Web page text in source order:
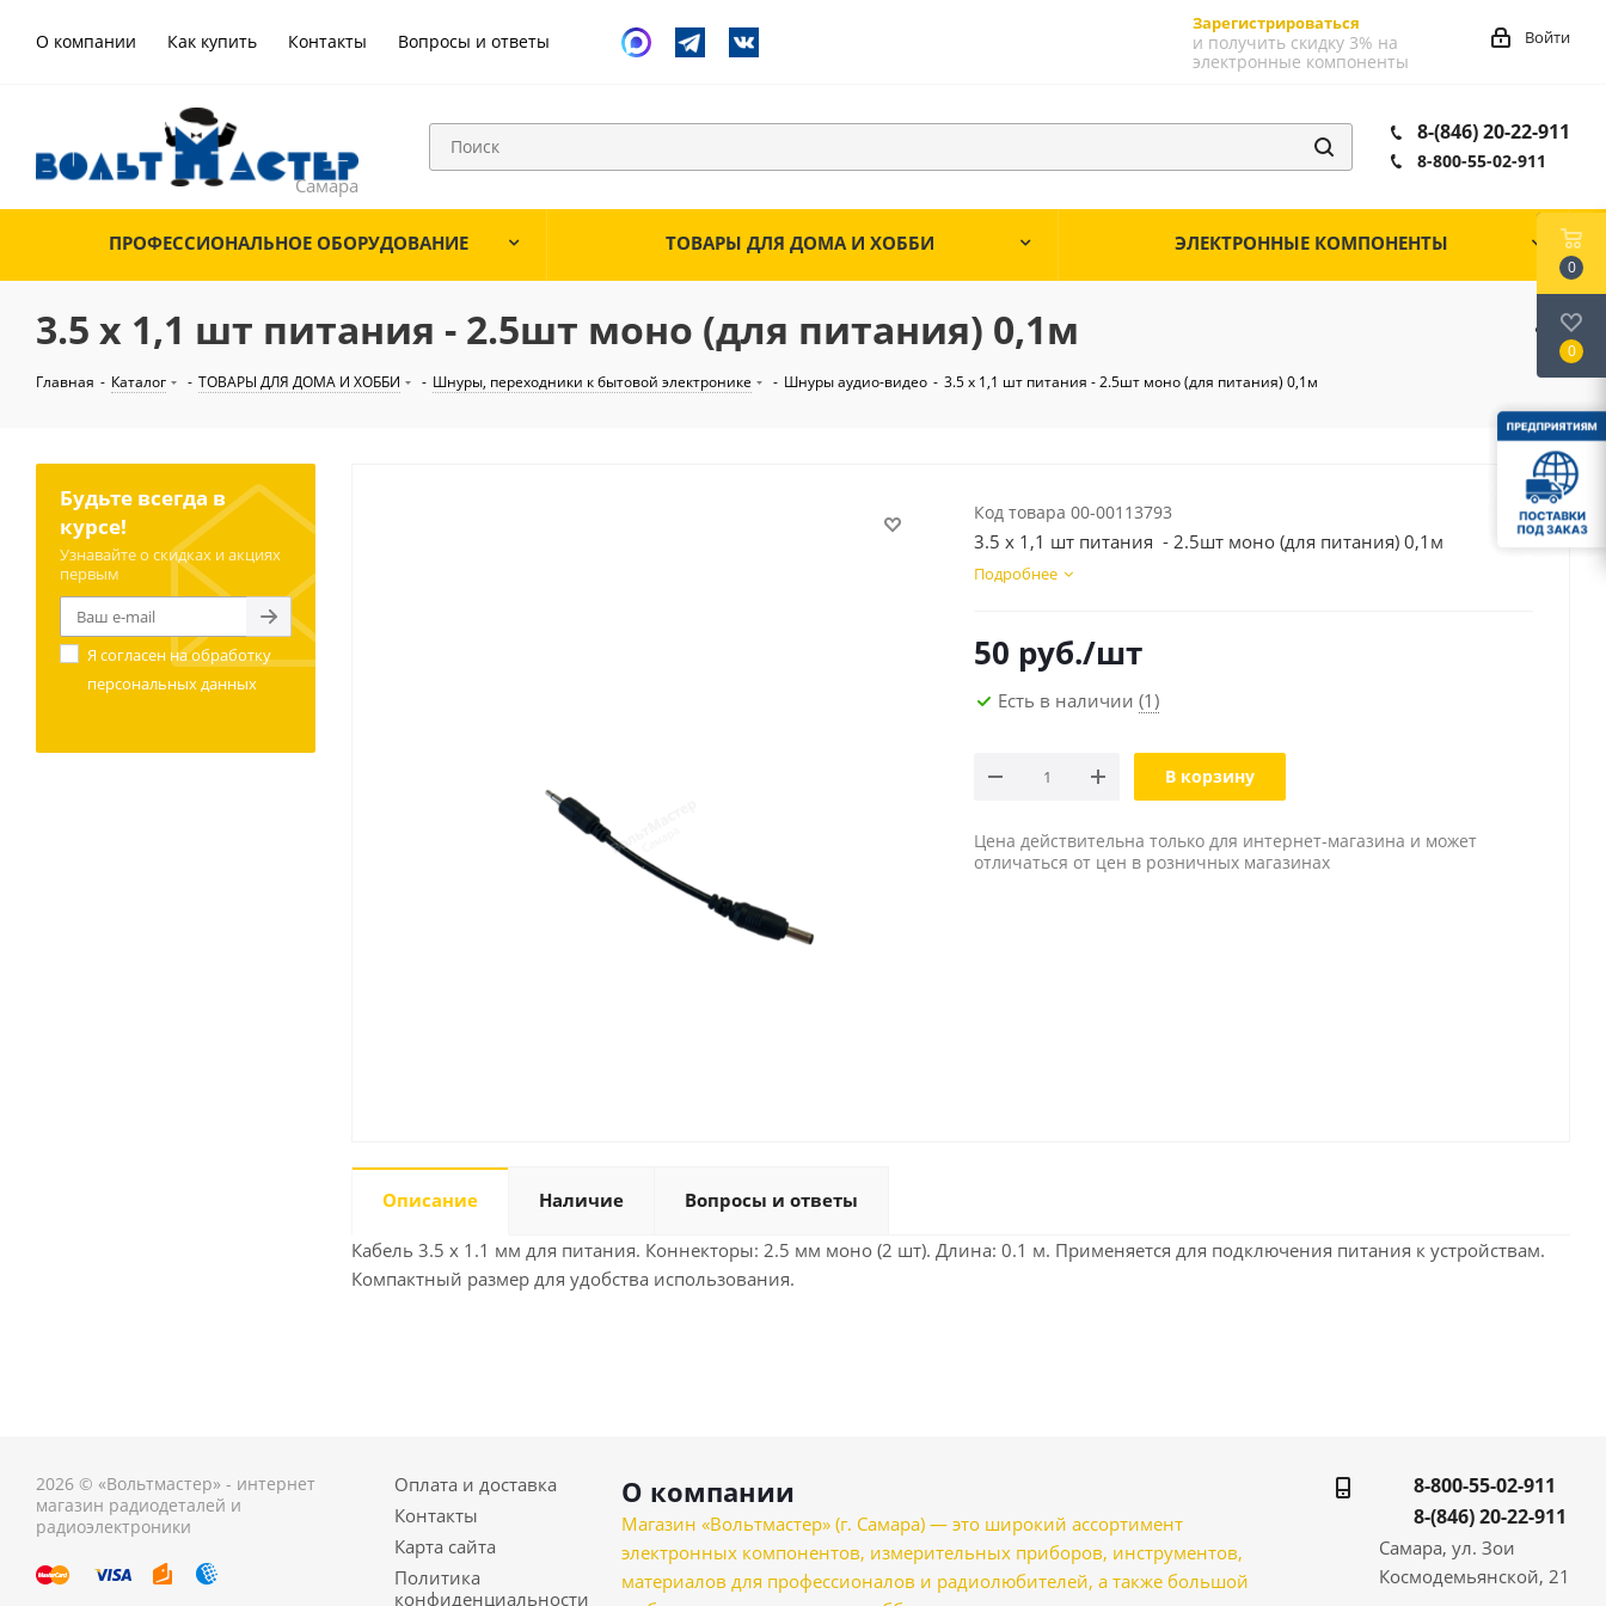
О компании Как купить Контакты Вопросы и ответы
Зарегистрироваться
и получить скидку 3% на
электронные компоненты
Войти
8-(846) 20-22-911
8-800-55-02-911
ПРОФЕССИОНАЛЬНОЕ ОБОРУДОВАНИЕ ТОВАРЫ ДЛЯ ДОМА И ХОББИ ЭЛЕКТРОННЫЕ КОМПОНЕНТЫ
3.5 х 1,1 шт питания - 2.5шт моно (для питания) 0,1м
Главная - Каталог - ТОВАРЫ ДЛЯ ДОМА И ХОББИ - Шнуры, переходники к бытовой электронике - Шнуры аудио-видео - 3.5 х 1,1 шт питания - 2.5шт моно (для питания) 0,1м
Код товара 00-00113793
3.5 х 1,1 шт питания - 2.5шт моно (для питания) 0,1м
Подробнее
50 руб./шт
Есть в наличии (1)
В корзину
Цена действительна только для интернет-магазина и может
отличаться от цен в розничных магазинах
Описание Наличие Вопросы и ответы
Кабель 3.5 х 1.1 мм для питания. Коннекторы: 2.5 мм моно (2 шт). Длина: 0.1 м. Применяется для подключения питания к устройствам.
Компактный размер для удобства использования.
Будьте всегда в
курсе!
Узнавайте о скидках и акциях
первым
Я согласен наобработку
персональных данных
2026 © «Вольтмастер» - интернет
магазин радиодеталей и
радиоэлектроники
Оплата и доставка
Контакты
Карта сайта
Политика
конфиденциальности
О компании
Магазин «Вольтмастер» (г. Самара) — это широкий ассортимент
электронных компонентов, измерительных приборов, инструментов,
материалов для профессионалов и радиолюбителей, а также большой
8-800-55-02-911
8-(846) 20-22-911
Самара, ул. Зои
Космодемьянской, 21
0
0